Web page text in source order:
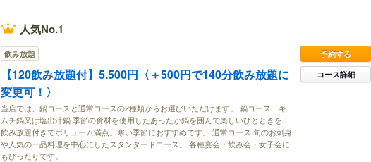
人気No.1
飲み放題
【120飲み放題付】5.500円〈＋500円で140分飲み放題に
変更可！〉
当店では、鍋コースと通常コースの2種類からお選びいただけます。 鍋コース キ
ムチ鍋又は塩出汁鍋 季節の食材を使用したあったか鍋を囲んで楽しいひとときを！
飲み放題付きでボリューム満点。寒い季節におすすめです。 通常コース 旬のお刺身
や人気の一品料理を中心にしたスタンダードコース。 各種宴会・飲み会・女子会に
もぴったりです。
予約する
コース詳細